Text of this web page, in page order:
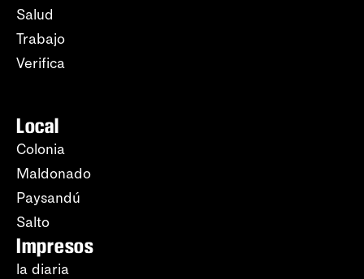
Salud
Trabajo
Verifica
Local
Colonia
Maldonado
Paysandú
Salto
Impresos
la diaria